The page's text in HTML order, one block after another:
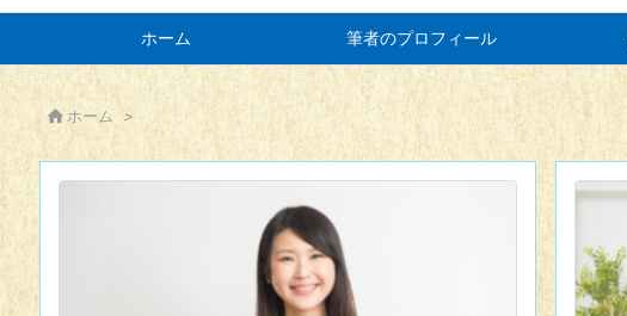
ホーム 筆者のプロフィール
ホーム >